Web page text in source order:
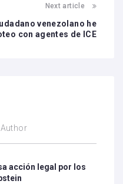
Next article
venezolano he
con agentes de ICE
acción legal por los